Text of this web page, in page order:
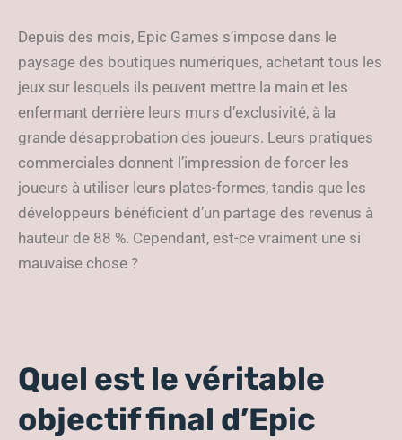
Depuis des mois, Epic Games s’impose dans le
paysage des boutiques numériques, achetant tous les
jeux sur lesquels ils peuvent mettre la main et les
enfermant derrière leurs murs d’exclusivité, à la
grande désapprobation des joueurs. Leurs pratiques
commerciales donnent l’impression de forcer les
joueurs à utiliser leurs plates-formes, tandis que les
développeurs bénéficient d’un partage des revenus à
hauteur de 88 %. Cependant, est-ce vraiment une si
mauvaise chose ?
Quel est le véritable
objectif final d’Epic